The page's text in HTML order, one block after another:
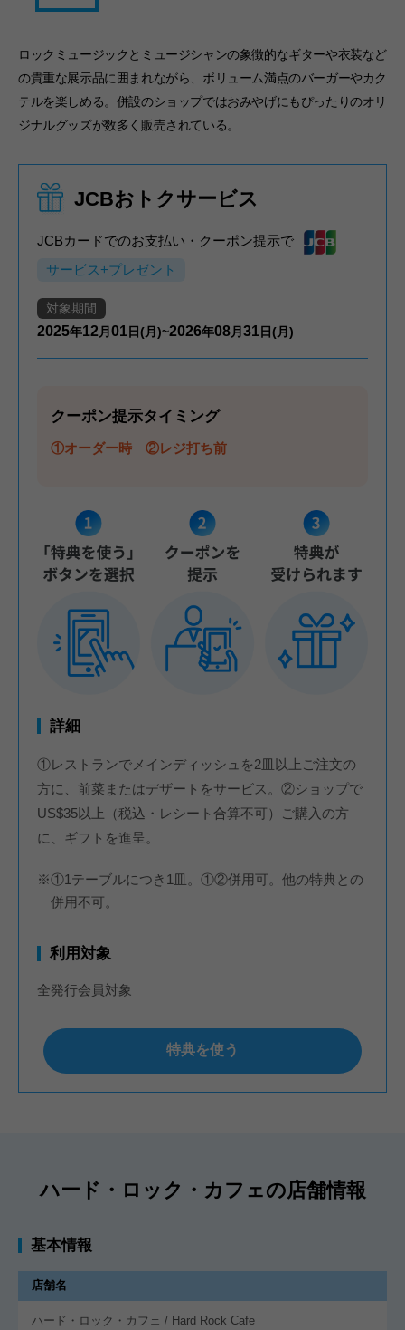
ロックミュージックとミュージシャンの象徴的なギターや衣装など
の貴重な展示品に囲まれながら、ボリューム満点のバーガーやカク
テルを楽しめる。併設のショップではおみやげにもぴったりのオリ
ジナルグッズが数多く販売されている。
JCBおトクサービス
JCBカードでのお支払い・クーポン提示で
サービス+プレゼント
対象期間
2025年12 月 01 日(月)~2026年08月 31 日(月)
クーポン提示タイミング
①オーダー時 ②レジ打ち前
詳細
①レストランでメインディッシュを2皿以上ご注文の
方に、前菜またはデザートをサービス。②ショップで
US$35以上（税込・レシート合算不可）ご購入の方
に、ギフトを進呈。
※①1テーブルにつき1皿。①②併用可。他の特典との
併用不可。
利用対象
全発行会員対象
特典を使う
ハード・ロック・カフェの店舗情報
基本情報
店舗名
ハード・ロック・カフェ / Hard Rock Cafe